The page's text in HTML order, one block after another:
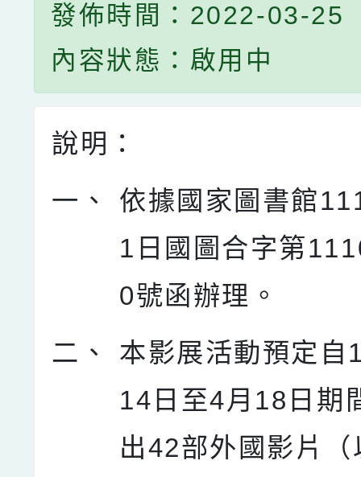
發佈時間：2022-03-25
內容狀態：啟用中
說明：
一、
依據國家圖書館
1日國圖合字第
0號函辦理。
二、
本影展活動預定自
14日至4月18日期
出42部外國影片